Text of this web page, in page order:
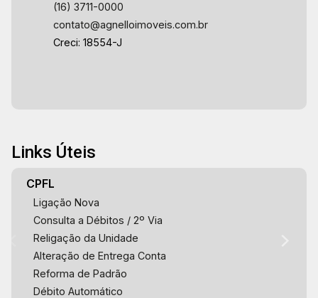
(16) 3711-0000
contato@agnelloimoveis.com.br
Creci: 18554-J
Links Úteis
CPFL
Ligação Nova
Consulta a Débitos / 2º Via
Religação da Unidade
Alteração de Entrega Conta
Reforma de Padrão
Débito Automático